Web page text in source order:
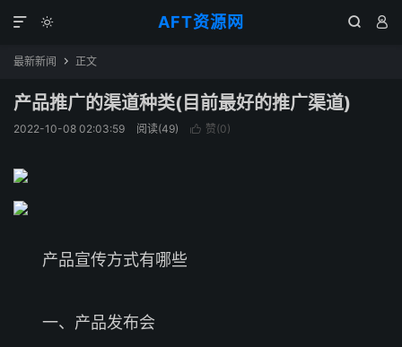
AFT资源网
  

最新新闻  正文
产品推广的渠道种类(目前最好的推广渠道)
2022-10-08 02:03:59 阅读(49)  赞(0)
产品宣传方式有哪些
一、产品发布会